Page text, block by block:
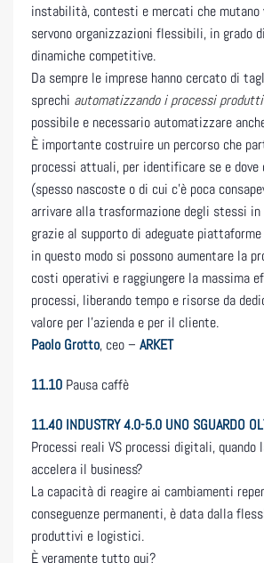
instabilità, contesti e mercati che mutano
servono organizzazioni flessibili, in grado
dinamiche competitive.
Da sempre le imprese hanno cercato di
sprechi automatizzando i processi
possibile e necessario automatizzare
È importante costruire un percorso che
processi attuali, per identificare se e
(spesso nascoste o di cui c’è poca
arrivare alla trasformazione degli stessi
grazie al supporto di adeguate
in questo modo si possono aumentare la
costi operativi e raggiungere la massima
processi, liberando tempo e risorse da
valore per l’azienda e per il cliente.
Paolo Grotto, ceo – ARKET
11.10 Pausa caffè
11.40 INDUSTRY 4.0-5.0 UNO SGUARDO
Processi reali VS processi digitali,
accelera il business?
La capacità di reagire ai cambiamenti
conseguenze permanenti, è data dalla
produttivi e logistici.
È veramente tutto qui?